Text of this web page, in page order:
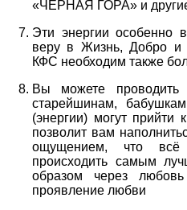
«ЧЕРНАЯ ГОРА» и
Эти энергии особенно
веру в Жизнь, Добро и
КФС необходим также
Вы можете проводить
старейшинам,
(энергии) могут
позволит вам
ощущением, что
происходить самым
образом через
проявление любви